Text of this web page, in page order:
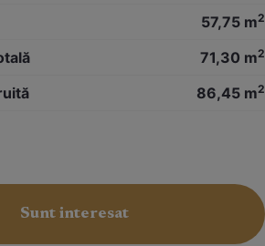
57,75 m2
71,30 m2
86,45 m2
Sunt interesat